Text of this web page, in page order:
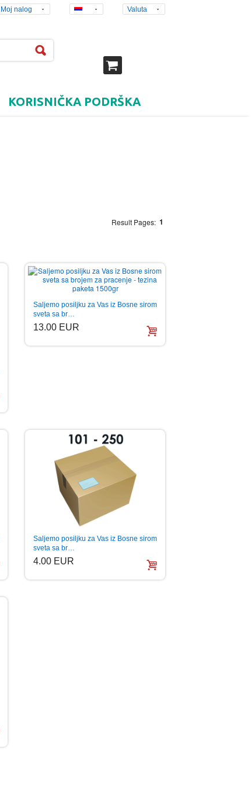
Moj nalog Valuta
KORISNIČKA PODRŠKA
Result Pages: 1
Saljemo posiljku za Vas iz Bosne sirom
sveta sa br…
13.00 EUR
Saljemo posiljku za Vas iz Bosne sirom
sveta sa br…
4.00 EUR